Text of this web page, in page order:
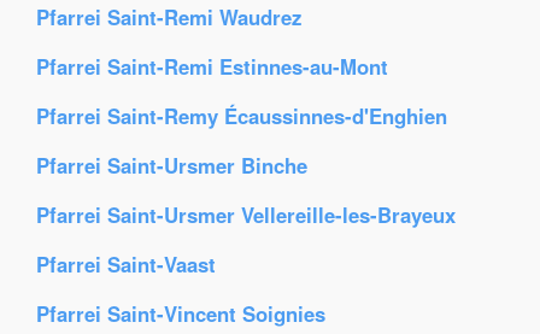
Pfarrei Saint-Remi Waudrez
Pfarrei Saint-Remi Estinnes-au-Mont
Pfarrei Saint-Remy Écaussinnes-d'Enghien
Pfarrei Saint-Ursmer Binche
Pfarrei Saint-Ursmer Vellereille-les-Brayeux
Pfarrei Saint-Vaast
Pfarrei Saint-Vincent Soignies